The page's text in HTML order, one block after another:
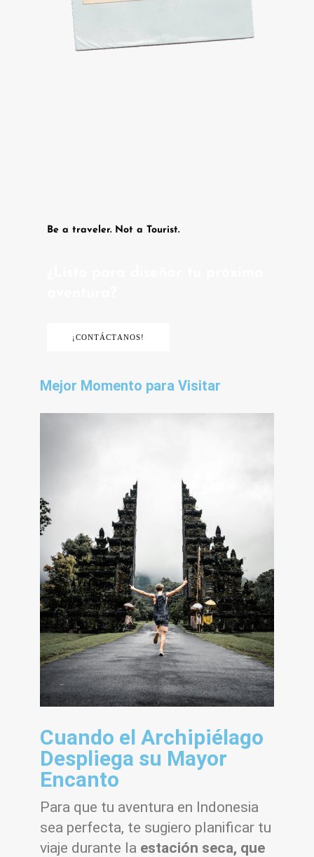
Be a traveler. Not a Tourist.
¡CONTÁCTANOS!
Mejor Momento para Visitar
Cuando el Archipiélago
Despliega su Mayor
Encanto
Para que tu aventura en Indonesia
sea perfecta, te sugiero planificar tu
viaje durante la estación seca, que